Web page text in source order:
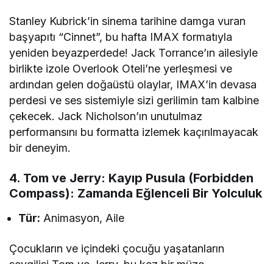
Stanley Kubrick’in sinema tarihine damga vuran
başyapıtı “Cinnet”, bu hafta IMAX formatıyla
yeniden beyazperdede! Jack Torrance’ın ailesiyle
birlikte izole Overlook Oteli’ne yerleşmesi ve
ardından gelen doğaüstü olaylar, IMAX’in devasa
perdesi ve ses sistemiyle sizi gerilimin tam kalbine
çekecek. Jack Nicholson’ın unutulmaz
performansını bu formatta izlemek kaçırılmayacak
bir deneyim.
4. Tom ve Jerry: Kayıp Pusula (Forbidden
Compass): Zamanda Eğlenceli Bir Yolculuk
Tür: Animasyon, Aile
Çocukların ve içindeki çocuğu yaşatanların